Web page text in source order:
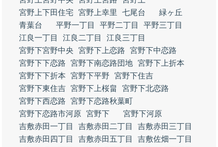
宮野上下田住宅
宮野上幸里 七尾台
緑ヶ丘
青葉台
平野一丁目 平野二丁目
平野三丁目
江良一丁目
江良二丁目
江良三丁目
宮野下宮野中央
宮野下上恋路
宮野下中恋路
宮野下下恋路
宮野下南恋路団地 宮野下上折本
宮野下下折本
宮野下平野
宮野下住吉
宮野下東住吉 宮野下上桜畠
宮野下北恋路
宮野下西恋路
宮野下恋路秋葉町
宮野下恋路市河原 宮野下
宮野下河原
吉敷赤田一丁目
吉敷赤田二丁目
吉敷赤田三丁目
吉敷赤田四丁目
吉敷赤田五丁目
吉敷佐畑一丁目